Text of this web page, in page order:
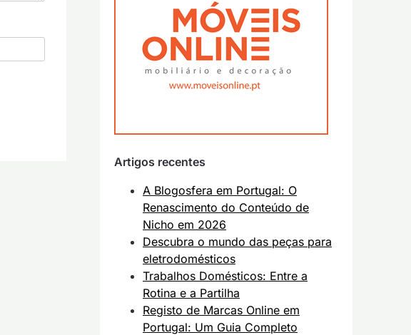
Artigos recentes
A Blogosfera em Portugal: O
Renascimento do Conteúdo de
Nicho em 2026
Descubra o mundo das peças para
eletrodomésticos
Trabalhos Domésticos: Entre a
Rotina e a Partilha
Registo de Marcas Online em
Portugal: Um Guia Completo